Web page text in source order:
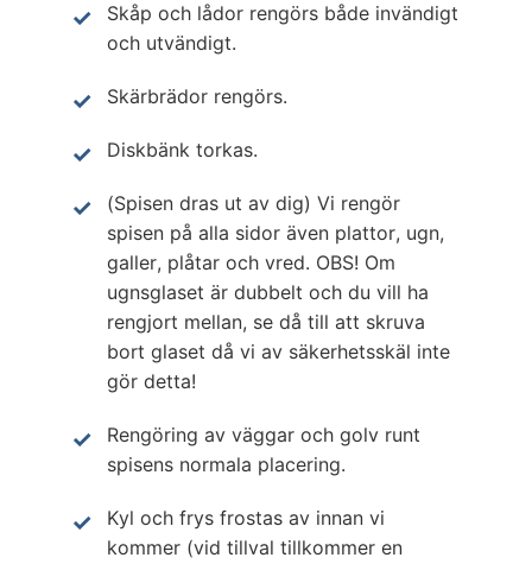
Skåp och lådor rengörs både invändigt
och utvändigt.
Skärbrädor rengörs.
Diskbänk torkas.
(Spisen dras ut av dig) Vi rengör
spisen på alla sidor även plattor, ugn,
galler, plåtar och vred. OBS! Om
ugnsglaset är dubbelt och du vill ha
rengjort mellan, se då till att skruva
bort glaset då vi av säkerhetsskäl inte
gör detta!
Rengöring av väggar och golv runt
spisens normala placering.
Kyl och frys frostas av innan vi
kommer (vid tillval tillkommer en